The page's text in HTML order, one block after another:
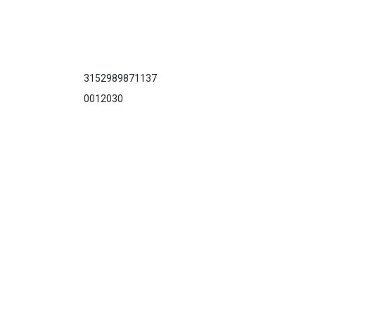
3152989871137
0012030